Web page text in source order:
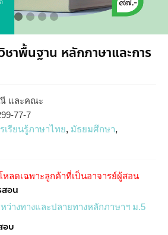
ชาพื้นฐาน หลักภาษาและการ
และคณะ
77-7
เรียนรู้ภาษาไทย, มัธยมศึกษา,
ลดเฉพาะลูกค้าที่เป็นอาจารย์ผู้สอน
อน
ว่างทางและปลายทางหลักภาษาฯ ม.5
อบ